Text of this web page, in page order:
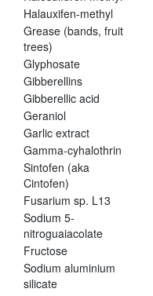
Halauxifen-methyl
Grease (bands, fruit
trees)
Glyphosate
Gibberellins
Gibberellic acid
Geraniol
Garlic extract
Gamma-cyhalothrin
Sintofen (aka
Cintofen)
Fusarium sp. L13
Sodium 5-
nitroguaiacolate
Fructose
Sodium aluminium
silicate